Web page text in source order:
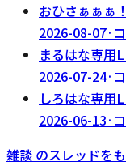
おひさぁぁぁ
2026-08-07·
まるはな専用
2026-07-24·
しろはな専用
2026-06-13·
雑談 のスレッドを